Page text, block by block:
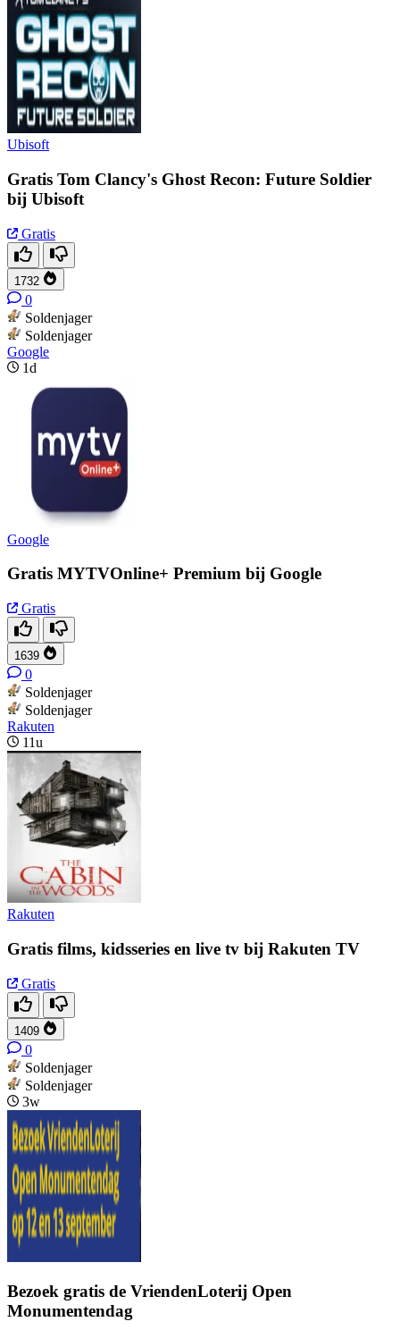
Ubisoft
Gratis Tom Clancy's Ghost Recon: Future Soldier
bij Ubisoft
Gratis
1732
0
Soldenjager
Soldenjager
Google
1d
Google
Gratis MYTVOnline+ Premium bij Google
Gratis
1639
0
Soldenjager
Soldenjager
Rakuten
11u
Rakuten
Gratis films, kidsseries en live tv bij Rakuten TV
Gratis
1409
0
Soldenjager
Soldenjager
3w
Bezoek gratis de VriendenLoterij Open
Monumentendag